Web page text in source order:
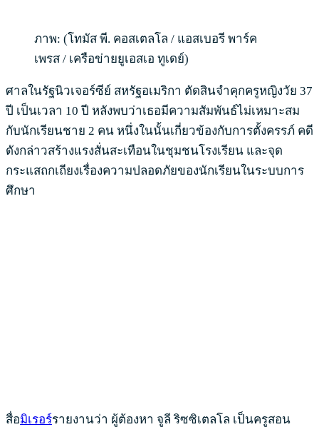
ภาพ: (โทมัส พี. คอสเตลโล / แอสเบอรี พาร์ค
เพรส / เครือข่ายยูเอสเอ ทูเดย์)
ศาลในรัฐนิวเจอร์ซีย์ สหรัฐอเมริกา ตัดสินจำคุกครูหญิงวัย 37
ปี เป็นเวลา 10 ปี หลังพบว่าเธอมีความสัมพันธ์ไม่เหมาะสม
กับนักเรียนชาย 2 คน หนึ่งในนั้นเกี่ยวข้องกับการตั้งครรภ์ คดี
ดังกล่าวสร้างแรงสั่นสะเทือนในชุมชนโรงเรียน และจุด
กระแสถกเถียงเรื่องความปลอดภัยของนักเรียนในระบบการ
ศึกษา
สื่อมิเรอร์รายงานว่า ผู้ต้องหา จูลี ริซซิเตลโล เป็นครูสอน